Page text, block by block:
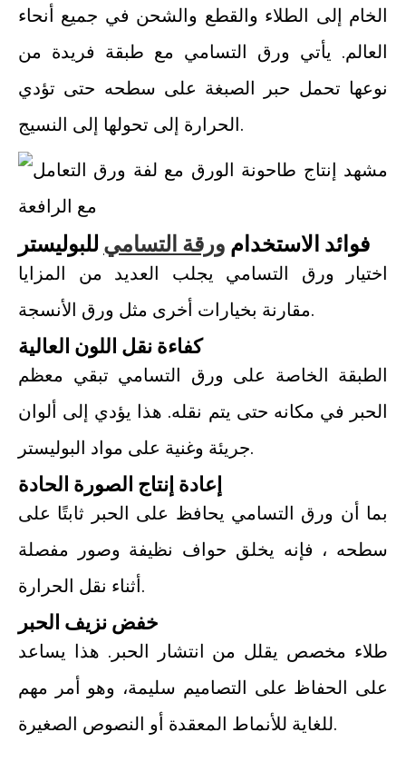
الخام إلى الطلاء والقطع والشحن في جميع أنحاء
العالم. يأتي ورق التسامي مع طبقة فريدة من
نوعها تحمل حبر الصبغة على سطحه حتى تؤدي
الحرارة إلى تحولها إلى النسيج.
فوائد الاستخدام ورقة التسامي للبوليستر
اختيار ورق التسامي يجلب العديد من المزايا
مقارنة بخيارات أخرى مثل ورق الأنسجة.
كفاءة نقل اللون العالية
الطبقة الخاصة على ورق التسامي تبقي معظم
الحبر في مكانه حتى يتم نقله. هذا يؤدي إلى ألوان
جريئة وغنية على مواد البوليستر.
إعادة إنتاج الصورة الحادة
بما أن ورق التسامي يحافظ على الحبر ثابتًا على
سطحه ، فإنه يخلق حواف نظيفة وصور مفصلة
أثناء نقل الحرارة.
خفض نزيف الحبر
طلاء مخصص يقلل من انتشار الحبر. هذا يساعد
على الحفاظ على التصاميم سليمة، وهو أمر مهم
للغاية للأنماط المعقدة أو النصوص الصغيرة.